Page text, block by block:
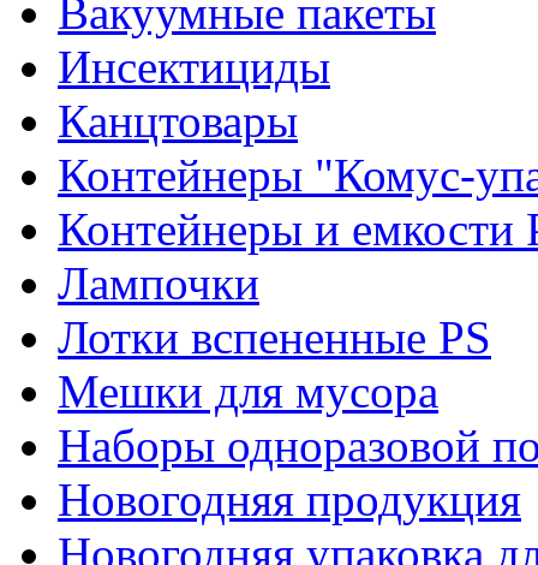
Вакуумные пакеты
Инсектициды
Канцтовары
Контейнеры "Комус-
Контейнеры и емкости
Лампочки
Лотки вспененные PS
Мешки для мусора
Наборы одноразовой
Новогодняя продукция
Новогодняя упаковка